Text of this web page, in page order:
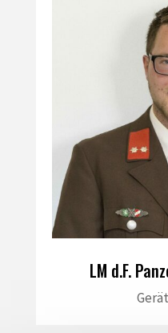
LM d.F.